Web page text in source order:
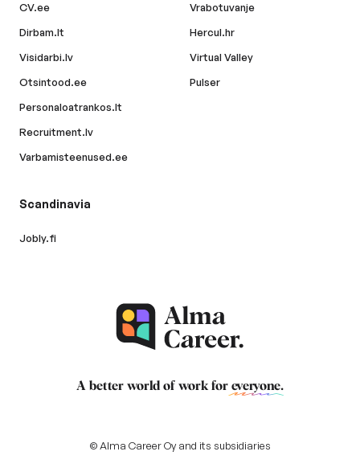
CV.ee
Dirbam.lt
Visidarbi.lv
Otsintood.ee
Personaloatrankos.lt
Recruitment.lv
Varbamisteenused.ee
Vrabotuvanje
Hercul.hr
Virtual Valley
Pulser
Scandinavia
Jobly.fi
A better world of work for everyone.
© Alma Career Oy and its subsidiaries